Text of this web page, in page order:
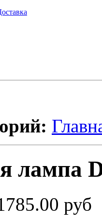
лампа
руб